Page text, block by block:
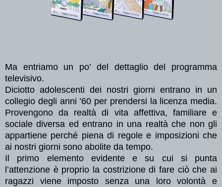
Ma entriamo un po’ del dettaglio del programma
televisivo.
Diciotto adolescenti dei nostri giorni entrano in un
collegio degli anni ’60 per prendersi la licenza media.
Provengono da realtà di vita affettiva, familiare e
sociale diversa ed entrano in una realtà che non gli
appartiene perché piena di regole e imposizioni che
ai nostri giorni sono abolite da tempo.
Il primo elemento evidente e su cui si punta
l’attenzione è proprio la costrizione di fare ciò che ai
ragazzi viene imposto senza una loro volontà e